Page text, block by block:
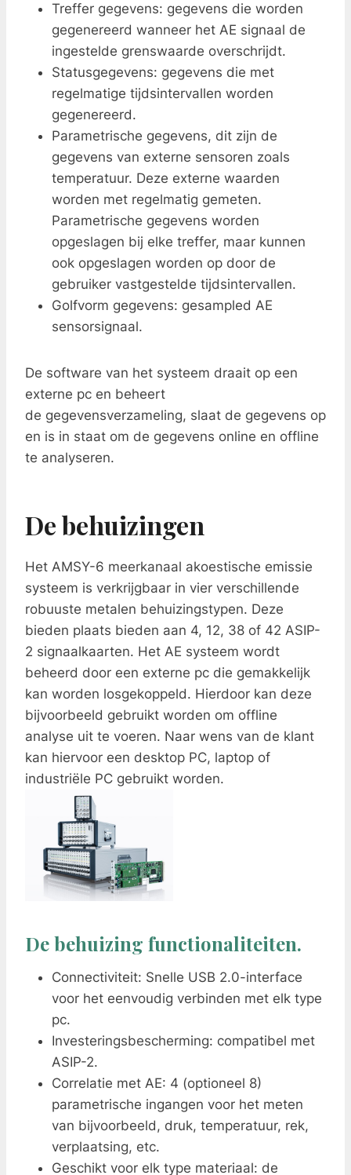
Treffer gegevens: gegevens die worden
gegenereerd wanneer het AE signaal de
ingestelde grenswaarde overschrijdt.
Statusgegevens: gegevens die met
regelmatige tijdsintervallen worden
gegenereerd.
Parametrische gegevens, dit zijn de
gegevens van externe sensoren zoals
temperatuur. Deze externe waarden
worden met regelmatig gemeten.
Parametrische gegevens worden
opgeslagen bij elke treffer, maar kunnen
ook opgeslagen worden op door de
gebruiker vastgestelde tijdsintervallen.
Golfvorm gegevens: gesampled AE
sensorsignaal.
De software van het systeem draait op een
externe pc en beheert
de gegevensverzameling, slaat de gegevens op
en is in staat om de gegevens online en offline
te analyseren.
De behuizingen
Het AMSY-6 meerkanaal akoestische emissie
systeem is verkrijgbaar in vier verschillende
robuuste metalen behuizingstypen. Deze
bieden plaats bieden aan 4, 12, 38 of 42 ASIP-
2 signaalkaarten. Het AE systeem wordt
beheerd door een externe pc die gemakkelijk
kan worden losgekoppeld. Hierdoor kan deze
bijvoorbeeld gebruikt worden om offline
analyse uit te voeren. Naar wens van de klant
kan hiervoor een desktop PC, laptop of
industriële PC gebruikt worden.
De behuizing functionaliteiten.
Connectiviteit: Snelle USB 2.0-interface
voor het eenvoudig verbinden met elk type
pc.
Investeringsbescherming: compatibel met
ASIP-2.
Correlatie met AE: 4 (optioneel 8)
parametrische ingangen voor het meten
van bijvoorbeeld, druk, temperatuur, rek,
verplaatsing, etc.
Geschikt voor elk type materiaal: de